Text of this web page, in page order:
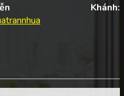
Khánh: